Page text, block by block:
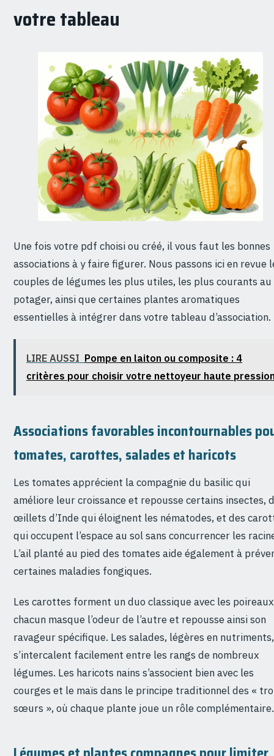
votre tableau
Une fois votre pdf choisi ou créé, il vous faut les bonnes
associations à y faire figurer. Nous passons ici en revue
couples de légumes les plus utiles, les plus courants au
potager, ainsi que certaines plantes aromatiques
essentielles à intégrer dans votre tableau d’association.
LIRE AUSSI Pompe en laiton ou composite : 4
critères pour choisir votre nettoyeur haute
Associations favorables incontournables
tomates, carottes, salades et haricots
Les tomates apprécient la compagnie du basilic qui
améliore leur croissance et repousse certains insectes,
œillets d’Inde qui éloignent les nématodes, et des
qui occupent l’espace au sol sans concurrencer les
L’ail planté au pied des tomates aide également à
certaines maladies fongiques.
Les carottes forment un duo classique avec les
chacun masque l’odeur de l’autre et repousse ainsi son
ravageur spécifique. Les salades, légères en nutriments,
s’intercalent facilement entre les rangs de nombreux
légumes. Les haricots nains s’associent bien avec les
courges et le maïs dans le principe traditionnel des «
sœurs », où chaque plante joue un rôle complémentaire.